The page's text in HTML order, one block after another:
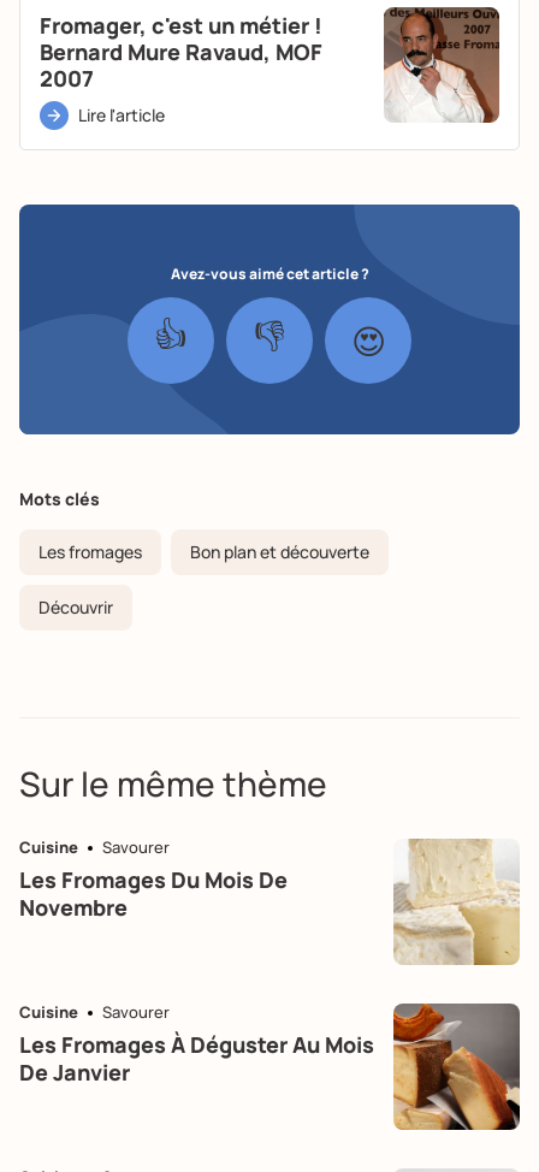
Fromager, c'est un métier !
Bernard Mure Ravaud, MOF
2007
Lire l'article
Avez-vous aimé cet article ?
👍 👎 😍
Mots clés
Les fromages Bon plan et découverte
Découvrir
Sur le même thème
Cuisine Savourer
Les Fromages Du Mois De
Novembre
Cuisine Savourer
Les Fromages À Déguster Au Mois
De Janvier